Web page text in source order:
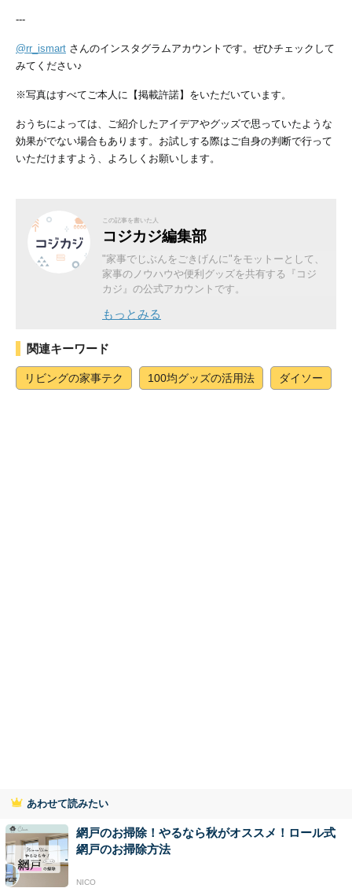
---
@rr_ismart さんのインスタグラムアカウントです。ぜひチェックして
みてください♪
※写真はすべてご本人に【掲載許諾】をいただいています。
おうちによっては、ご紹介したアイデアやグッズで思っていたような
効果がでない場合もあります。お試しする際はご自身の判断で行って
いただけますよう、よろしくお願いします。
この記事を書いた人
コジカジ編集部
"家事でじぶんをごきげんに"をモットーとして、
家事のノウハウや便利グッズを共有する『コジ
カジ』の公式アカウントです。
もっとみる
関連キーワード
リビングの家事テク 100均グッズの活用法 ダイソー
あわせて読みたい
網戸のお掃除！やるなら秋がオススメ！ロール式
網戸のお掃除方法
NICO